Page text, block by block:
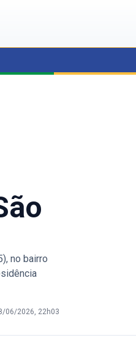
no bairro
06/2026, 22h03